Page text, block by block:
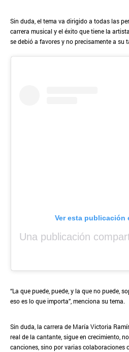
Sin duda, el tema va dirigido a todas las
carrera musical y el éxito que tiene la
se debió a favores y no precisamente a su
Ver esta publicación
“La que puede, puede, y la que no puede,
eso es lo que importa”, menciona su tema.
Sin duda, la carrera de María Victoria
real de la cantante, sigue en crecimiento,
canciones, sino por varias colaboraciones